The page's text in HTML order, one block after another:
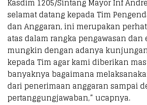
selamat datang kepada Tim
dan Anggaran, ini merupakan
atas dalam rangka pengawasan dan
mungkin dengan adanya
kepada Tim agar kami diberikan
banyaknya bagaimana
dari penerimaan anggaran sampai
pertanggungjawaban,” ucapnya.